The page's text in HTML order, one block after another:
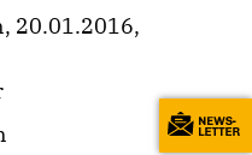
20.01.2016,